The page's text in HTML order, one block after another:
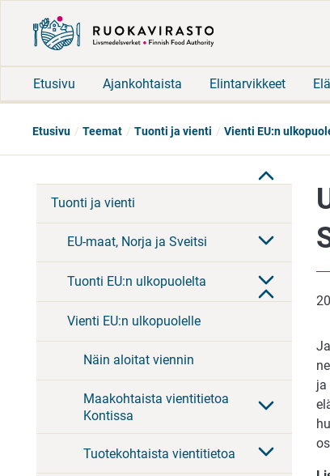
Etusivu Ajankohtaista Elintarvikkeet
Etusivu Teemat Tuonti ja vienti Vienti EU:n
Tuonti ja vienti
EU-maat, Norja ja Sveitsi
Tuonti EU:n ulkopuolelta
Vienti EU:n ulkopuolelle
Näin aloitat viennin
Maakohtaista vientitietoa
Kontissa
Tuotekohtaista vientitietoa
ja